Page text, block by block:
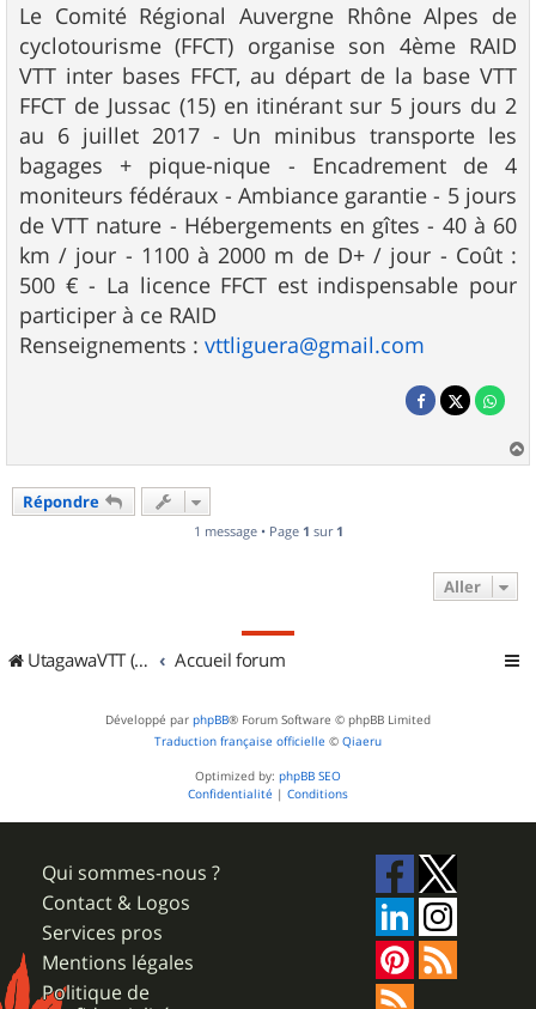
s
s
a
g
e
Le Comité Régional Auvergne Rhône Alpes de
cyclotourisme (FFCT) organise son 4ème RAID
VTT inter bases FFCT, au départ de la base VTT
FFCT de Jussac (15) en itinérant sur 5 jours du 2
au 6 juillet 2017 - Un minibus transporte les
bagages + pique-nique - Encadrement de 4
moniteurs fédéraux - Ambiance garantie - 5 jours
de VTT nature - Hébergements en gîtes - 40 à 60
km / jour - 1100 à 2000 m de D+ / jour - Coût :
500 € - La licence FFCT est indispensable pour
participer à ce RAID
Renseignements : vttliguera@gmail.com
a
Répondre
1 message • Page 1 sur 1
Aller
UtagawaVTT (Randos VTT et VTTAE avec traces GPS) Accueil forum
Développé par phpBB® Forum Software © phpBB Limited
Traduction française officielle © Qiaeru
Optimized by: phpBB SEO
Confidentialité | Conditions
Qui sommes-nous ?
Contact & Logos
Services pros
Mentions légales
Politique de